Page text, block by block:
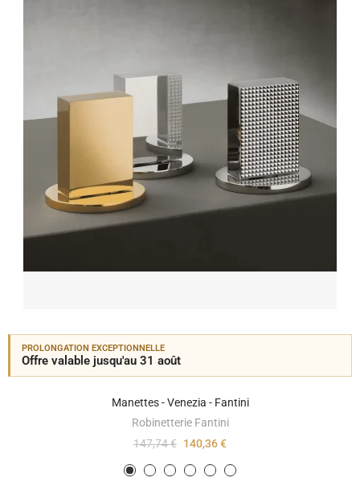
PROLONGATION EXCEPTIONNELLE
Offre valable jusqu'au 31 août
Manettes - Venezia - Fantini
Robinetterie Fantini
147,74 € 140,36 €